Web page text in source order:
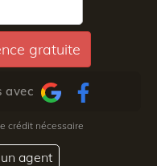
gratuite
avec
crédit nécessaire
agent